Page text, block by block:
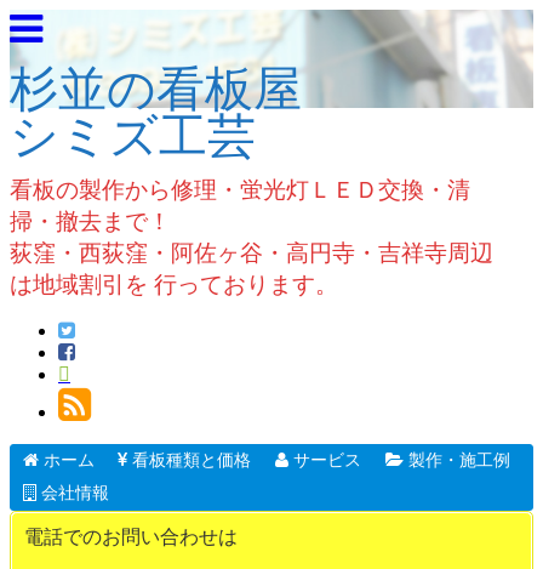
杉並の看板屋
シミズ工芸
看板の製作から修理・蛍光灯ＬＥＤ交換・清
掃・撤去まで！
荻窪・西荻窪・阿佐ヶ谷・高円寺・吉祥寺周辺
は地域割引を 行っております。
ホーム 看板種類と価格 サービス
製作・施工例
会社情報
電話でのお問い合わせは